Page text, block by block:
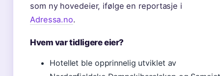
som ny hovedeier, ifølge en reportasje i
Adressa.no.
Hvem var tidligere eier?
Hotellet ble opprinnelig utviklet av